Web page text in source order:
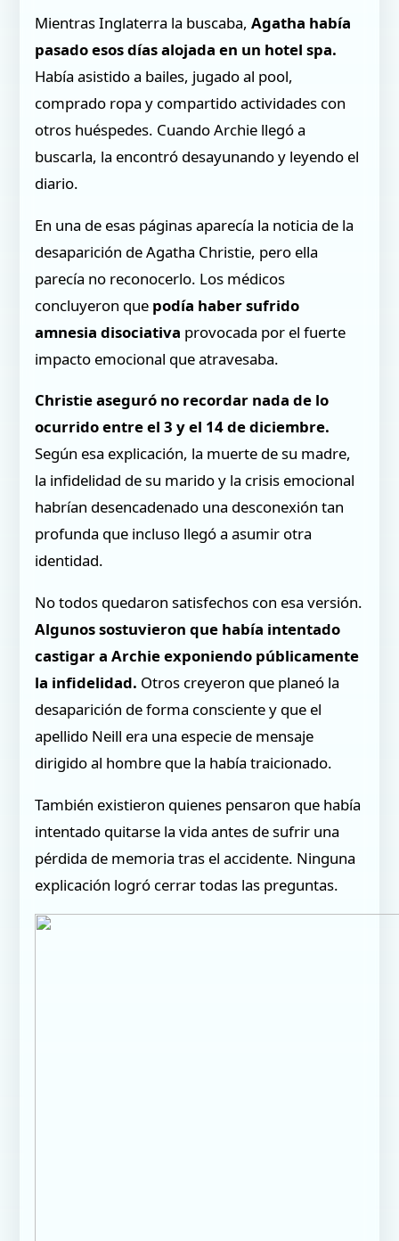
Mientras Inglaterra la buscaba,Agatha había
pasado esos días alojada en un hotel spa.
Había asistido a bailes, jugado al pool,
comprado ropa y compartido actividades con
otros huéspedes. Cuando Archie llegó a
buscarla, la encontró desayunando y leyendo el
diario.
En una de esas páginas aparecía la noticia de la
desaparición de Agatha Christie, pero ella
parecía no reconocerlo. Los médicos
concluyeron que podía haber sufrido
amnesia disociativa provocada por el fuerte
impacto emocional que atravesaba.
Christie aseguró no recordar nada de lo
ocurrido entre el 3 y el 14 de diciembre.
Según esa explicación, la muerte de su madre,
la infidelidad de su marido y la crisis emocional
habrían desencadenado una desconexión tan
profunda que incluso llegó a asumir otra
identidad.
No todos quedaron satisfechos con esa versión.
Algunos sostuvieron que había intentado
castigar a Archie exponiendo públicamente
la infidelidad. Otros creyeron que planeó la
desaparición de forma consciente y que el
apellido Neill era una especie de mensaje
dirigido al hombre que la había traicionado.
También existieron quienes pensaron que había
intentado quitarse la vida antes de sufrir una
pérdida de memoria tras el accidente. Ninguna
explicación logró cerrar todas las preguntas.